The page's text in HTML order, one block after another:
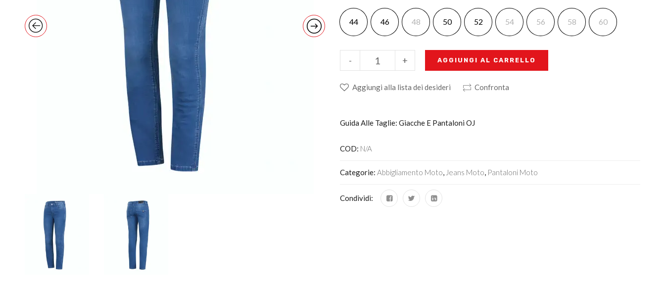
44 46 48 50 52 54 56 58 60
+
- AGGIUNGI AL CARRELLO
Aggiungi alla lista dei desideri Confronta
Guida Alle Taglie: Giacche E Pantaloni OJ
COD: N/A
Categorie: Abbigliamento Moto Jeans Moto Pantaloni Moto
Condividi: